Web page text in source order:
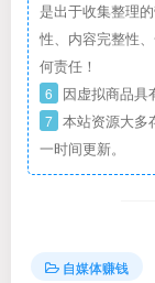
是出于收集整理
性、内容完整性
何责任！
6 因虚拟商品具
7 本站资源大多
一时间更新。
自媒体赚钱